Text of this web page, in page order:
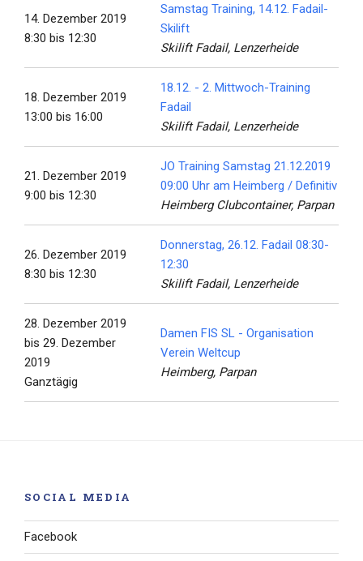
14. Dezember 2019
8:30 bis 12:30
Samstag Training, 14.12. Fadail-
Skilift
Skilift Fadail, Lenzerheide
18. Dezember 2019
13:00 bis 16:00
18.12. - 2. Mittwoch-Training
Fadail
Skilift Fadail, Lenzerheide
21. Dezember 2019
9:00 bis 12:30
JO Training Samstag 21.12.2019
09:00 Uhr am Heimberg / Definitiv
Heimberg Clubcontainer, Parpan
26. Dezember 2019
8:30 bis 12:30
Donnerstag, 26.12. Fadail 08:30-
12:30
Skilift Fadail, Lenzerheide
28. Dezember 2019
bis 29. Dezember
2019
Ganztägig
Damen FIS SL - Organisation
Verein Weltcup
Heimberg, Parpan
SOCIAL MEDIA
Facebook